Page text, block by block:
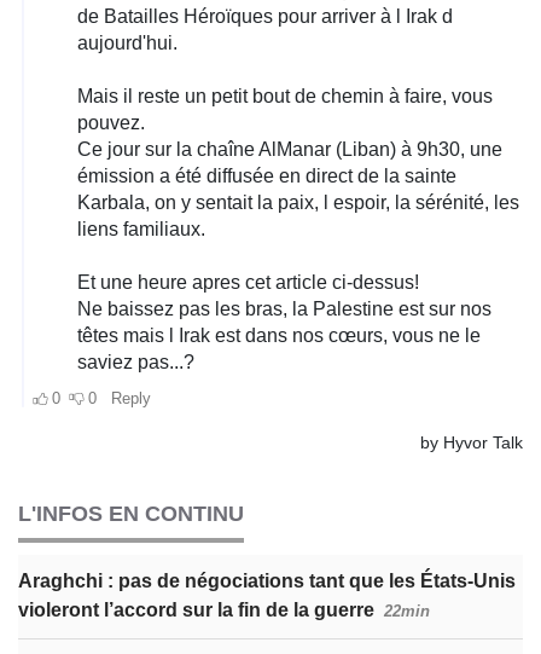
L'INFOS EN CONTINU
Araghchi : pas de négociations tant que les États-Unis
violeront l’accord sur la fin de la guerre 22min